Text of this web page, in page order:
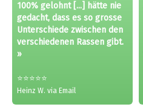
100% gelohnt [...] hätte nie
gedacht, dass es so grosse
Unterschiede zwischen den
verschiedenen Rassen gibt.
»
⭐⭐⭐⭐⭐
Heinz W. via Email